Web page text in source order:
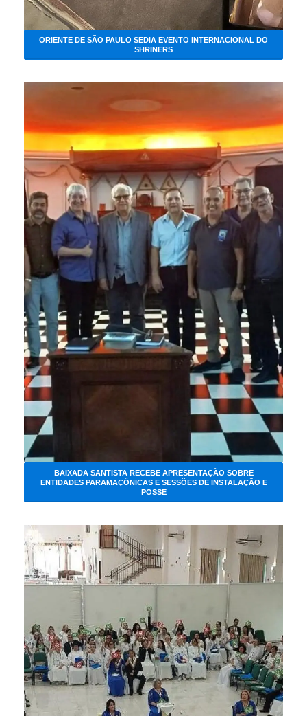
ORIENTE DE SÃO PAULO SEDIA EVENTO INTERNACIONAL DO
SHRINERS
BAIXADA SANTISTA RECEBE APRESENTAÇÃO SOBRE
ENTIDADES PARAMAÇÔNICAS E SESSÕES DE INSTALAÇÃO E
POSSE